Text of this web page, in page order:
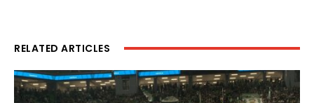
RELATED ARTICLES